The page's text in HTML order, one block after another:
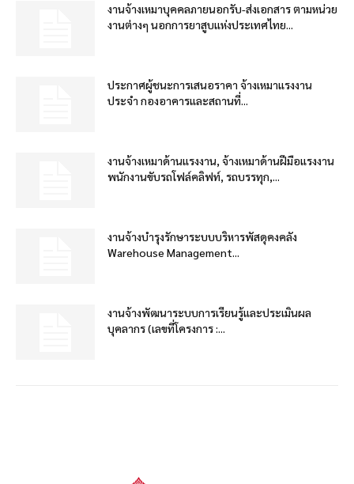
งานจ้างเหมาบุคคลภายนอกรับ-ส่งเอกสาร ตามหน่วย
งานต่างๆ นอกการยาสูบแห่งประเทศไทย...
ประกาศผู้ชนะการเสนอราคา จ้างเหมาแรงงาน
ประจำ กองอาคารและสถานที่...
งานจ้างเหมาด้านแรงงาน, จ้างเหมาด้านฝีมือแรงงาน
พนักงานขับรถโฟล์คลิฟท์, รถบรรทุก,...
งานจ้างบำรุงรักษาระบบบริหารพัสดุคงคลัง
Warehouse Management...
งานจ้างพัฒนาระบบการเรียนรู้และประเมินผล
บุคลากร (เลขที่โครงการ :...